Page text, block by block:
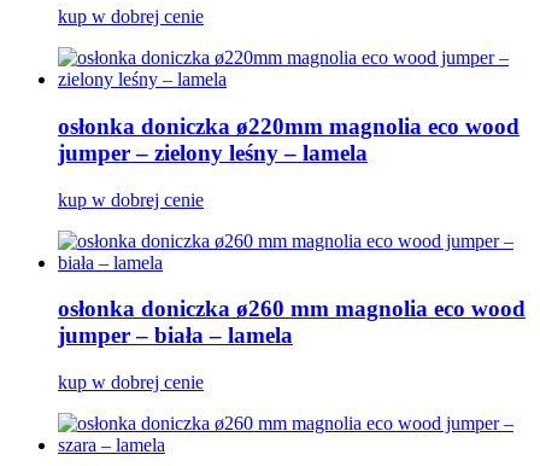
kup w dobrej cenie
osłonka doniczka ø220mm magnolia eco wood
jumper – zielony leśny – lamela
kup w dobrej cenie
osłonka doniczka ø260 mm magnolia eco wood
jumper – biała – lamela
kup w dobrej cenie